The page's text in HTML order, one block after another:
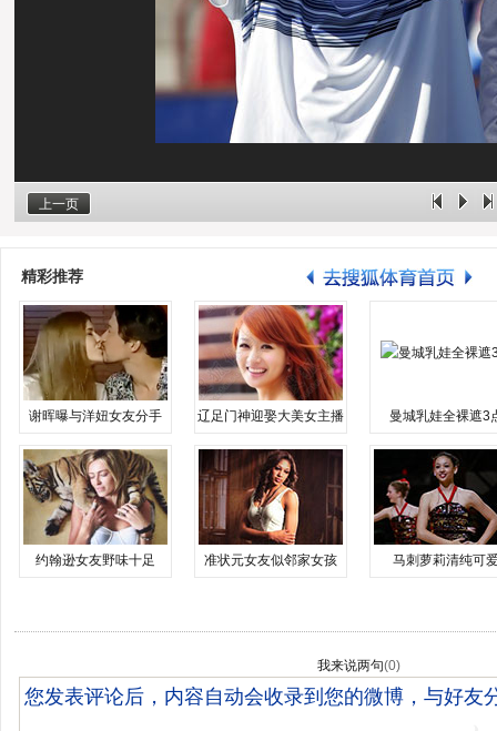
上一页
精彩推荐
谢晖曝与洋妞女友分手 辽足门神迎娶大美女主播 曼城乳娃全裸遮3
约翰逊女友野味十足 准状元女友似邻家女孩 马刺萝莉清纯可
我来说两句(0)